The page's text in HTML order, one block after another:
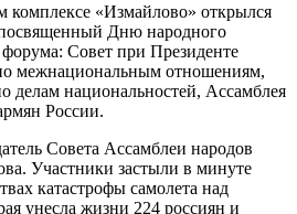
«Измайлово» открылся
Дню народного
Совет при Президенте
межнациональным отношениям,
делам национальностей, Ассамблея
России.
Совета Ассамблеи народов
Участники застыли в минуте
катастрофы самолета над
унесла жизни 224 россиян и